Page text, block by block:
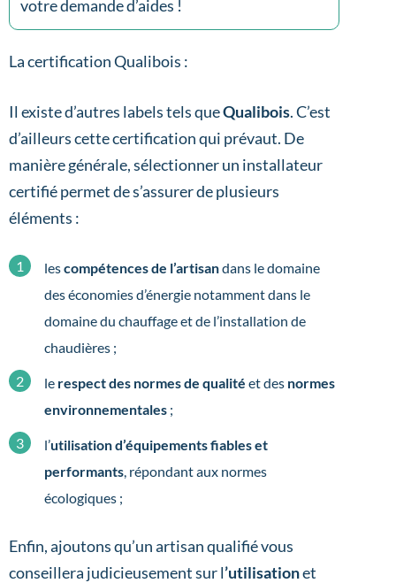
votre demande d’aides !
La certification Qualibois :
Il existe d’autres labels tels queQualibois. C’est
d’ailleurs cette certification qui prévaut. De
manière générale, sélectionner un installateur
certifié permet de s’assurer de plusieurs
éléments :
lescompétences de l’artisandans le domaine
des économies d’énergie notamment dans le
domaine du chauffage et de l’installation de
chaudières ;
le respect des normes de qualité et des normes
environnementales ;
l’utilisation d’équipements fiables et
performants, répondant aux normes
écologiques ;
Enfin, ajoutons qu’un artisan qualifié vous
conseillera judicieusement sur l’utilisationet